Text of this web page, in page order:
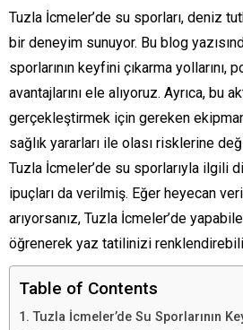
Tuzla İcmeler’de su sporları, deniz
bir deneyim sunuyor. Bu blog
sporlarının keyfini çıkarma yollarını,
avantajlarını ele alıyoruz. Ayrıca, bu
gerçekleştirmek için gereken
sağlık yararları ile olası risklerine
Tuzla İcmeler’de su sporlarıyla ilgili
ipuçları da verilmiş. Eğer heyecan
arıyorsanız, Tuzla İcmeler’de
öğrenerek yaz tatilinizi
Table of Contents
Tuzla İcmeler’de Su Sporlarının